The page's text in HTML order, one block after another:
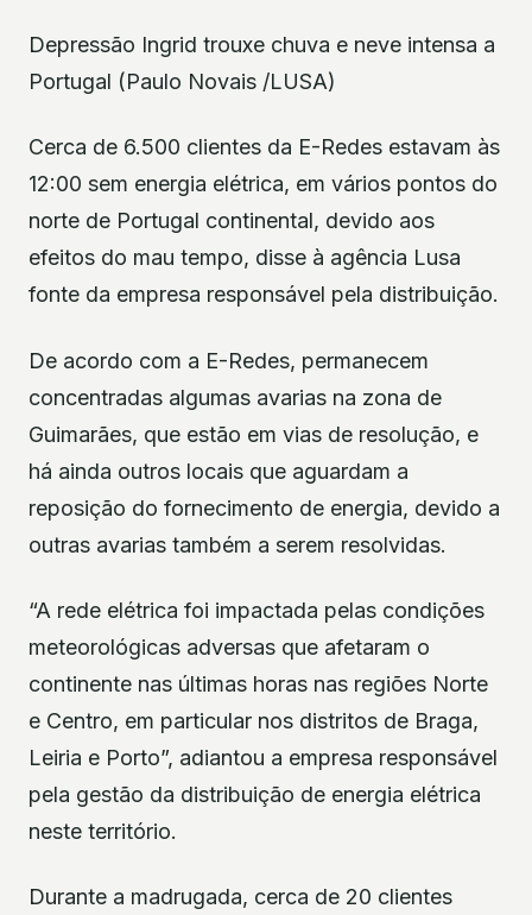
Depressão Ingrid trouxe chuva e neve intensa a
Portugal (Paulo Novais /LUSA)
Cerca de 6.500 clientes da E-Redes estavam às
12:00 sem energia elétrica, em vários pontos do
norte de Portugal continental, devido aos
efeitos do mau tempo, disse à agência Lusa
fonte da empresa responsável pela distribuição.
De acordo com a E-Redes, permanecem
concentradas algumas avarias na zona de
Guimarães, que estão em vias de resolução, e
há ainda outros locais que aguardam a
reposição do fornecimento de energia, devido a
outras avarias também a serem resolvidas.
“A rede elétrica foi impactada pelas condições
meteorológicas adversas que afetaram o
continente nas últimas horas nas regiões Norte
e Centro, em particular nos distritos de Braga,
Leiria e Porto”, adiantou a empresa responsável
pela gestão da distribuição de energia elétrica
neste território.
Durante a madrugada, cerca de 20 clientes